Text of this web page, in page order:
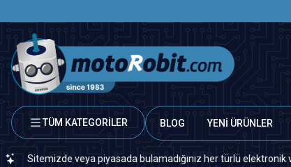
TÜM KATEGORİLER BLOG YENİ ÜRÜNLER
veya piyasada bulamadığınız her türlü elektronik ve